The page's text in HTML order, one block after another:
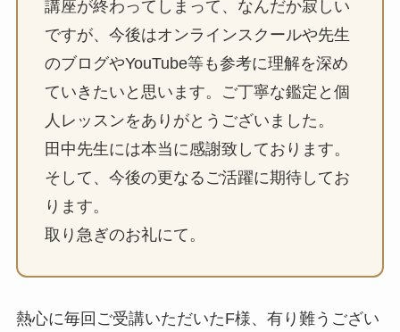
講座が終わってしまって、なんだか寂しい
ですが、今後はオンラインスクールや先生
のブログやYouTube等も参考に理解を深め
ていきたいと思います。ご丁寧な鑑定と個
人レッスンをありがとうございました。
田中先生には本当に感謝致しております。
そして、今後の更なるご活躍に期待してお
ります。
取り急ぎのお礼にて。
熱心に毎回ご受講いただいたF様、有り難うござい